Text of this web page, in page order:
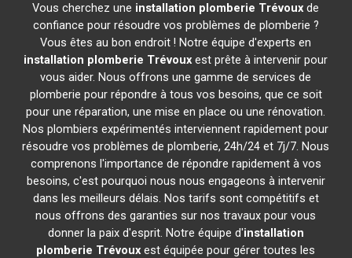
Vous cherchez une installation plomberie Trévoux de
confiance pour résoudre vos problèmes de plomberie ?
Vous êtes au bon endroit ! Notre équipe d'experts en
installation plomberie Trévoux est prête à intervenir pour
vous aider. Nous offrons une gamme de services de
plomberie pour répondre à tous vos besoins, que ce soit
pour une réparation, une mise en place ou une rénovation.
Nos plombiers expérimentés interviennent rapidement pour
résoudre vos problèmes de plomberie, 24h/24 et 7j/7. Nous
comprenons l'importance de répondre rapidement à vos
besoins, c'est pourquoi nous nous engageons à intervenir
dans les meilleurs délais. Nos tarifs sont compétitifs et
nous offrons des garanties sur nos travaux pour vous
donner la paix d'esprit. Notre équipe d'installation
plomberie Trévoux est équipée pour gérer toutes les